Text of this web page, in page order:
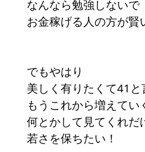
なんなら勉強しないで
お金稼げる人の方が賢
でもやはり
美しく有りたくて41と
もうこれから増えてい
何とかして見てくれだ
若さを保ちたい！